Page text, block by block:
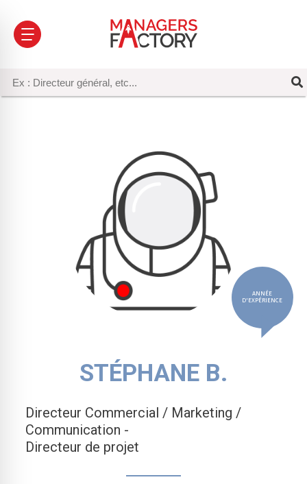
STÉPHANE B.
ANNÉE
D'EXPÉRIENCE
Directeur Commercial / Marketing /
Communication -
Directeur de projet